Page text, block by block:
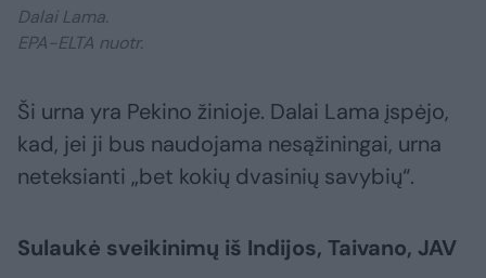
Dalai Lama.
EPA-ELTA nuotr.
Ši urna yra Pekino žinioje. Dalai Lama įspėjo,
kad, jei ji bus naudojama nesąžiningai, urna
neteksianti „bet kokių dvasinių savybių“.
Sulaukė sveikinimų iš Indijos, Taivano, JAV